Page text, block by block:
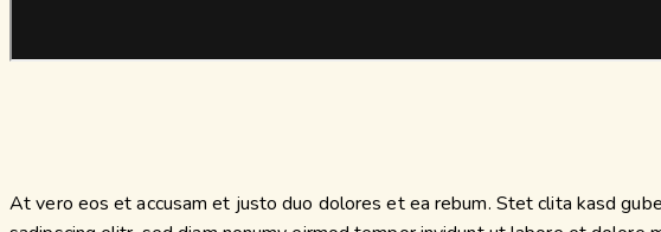
At vero eos et accusam et justo duo dolores et ea rebum. Stet clita kasd